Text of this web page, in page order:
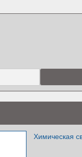
Химическая